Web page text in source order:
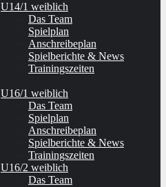
U14/1 weiblich
Das Team
Spielplan
Anschreibeplan
Spielberichte & News
Trainingszeiten
U16/1 weiblich
Das Team
Spielplan
Anschreibeplan
Spielberichte & News
Trainingszeiten
U16/2 weiblich
Das Team